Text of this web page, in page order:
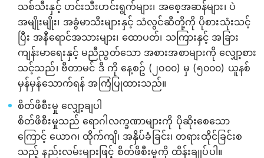
သစ်သီးနှင့် ဟင်းသီးဟင်းရွက်များ၊ အစေ့အဆန်များ၊ ပဲ
အမျိုးမျိုး၊ အခွံမာသီးများနှင့် သံလွင်ဆီတို့ကို ပိုစားသုံးသင့်
ပြီး အနီရောင်အသားများ၊ ထောပတ်၊ သကြားနှင့် အခြား
ကျန်းမာရေးနှင့် မညီညွတ်သော အစားအစာများကို လျှော့စား
သင့်သည်၊ ဗီတာမင် ဒီ ကို နေ့စဥ် (၂၀၀၀) မှ (၅၀၀၀) ယူနစ်
မှန်မှန်သောက်ရန် အကြံပြုထားသည်။
စိတ်ဖိစီးမှု လျှော့ချပါ
စိတ်ဖိစီးမှုသည် ရောဂါလက္ခဏာများကို ပိုဆိုးစေသော
ကြောင့် ယောဂ၊ ထိုက်ကျိ၊ အနှိပ်ခံခြင်း၊ တရားထိုင်ခြင်းစ
သည့် နည်းလမ်းများဖြင့် စိတ်ဖိစီးမှုကို ထိန်းချုပ်ပါ။